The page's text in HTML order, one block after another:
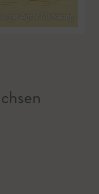
Agrar Marketing